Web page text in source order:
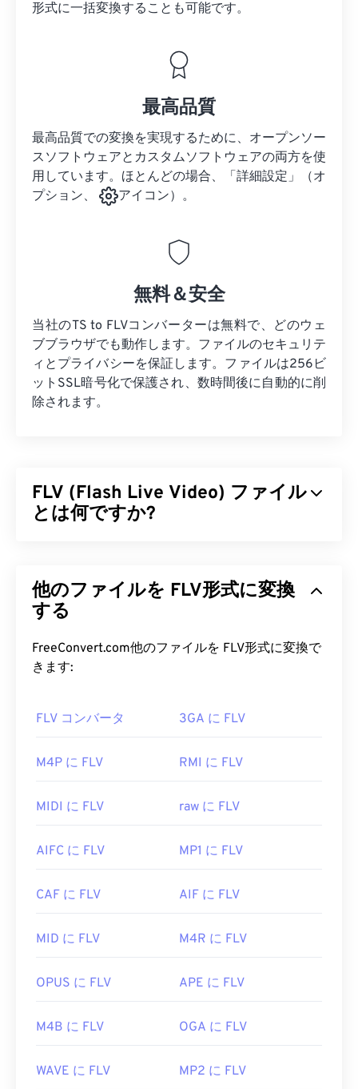
形式に一括変換することも可能です。
最高品質
最高品質での変換を実現するために、オープンソー
スソフトウェアとカスタムソフトウェアの両方を使
用しています。ほとんどの場合、「詳細設定」（オ
プション、
アイコン）。
無料＆安全
当社のTS to FLVコンバーターは無料で、どのウェ
ブブラウザでも動作します。ファイルのセキュリテ
ィとプライバシーを保証します。ファイルは256ビ
ットSSL暗号化で保護され、数時間後に自動的に削
除されます。
FLV (Flash Live Video) ファイル
とは何ですか?
ィアコンテンツを、主にインターネット経由で配信
する人気のフォーマットです。メディアコンテナと
ルサイズを圧縮します。FLVは、ISOベースメディ
アファイルフォーマットとも呼ばれるオープンスタ
ばいいですか?
FLVはデフォルトで 製品、つまり
Creative Cloud
（Animate CC）と
す。FLVはチャプターや字幕をサポートしていませ
FLVはオープンスタンダードに基づいているため、
FLVを開くことができる
他のプログラムには
RealNetworks RealPlayer Cloud、 Eltima Elmedia
開発元: Adob​​e
役立つリンク:
他のファイルを FLV形式に変換
する
FreeConvert.com他のファイルを FLV形式に変換で
きます:
FLV コンバータ 3GA に FLV
M4P に FLV RMI に FLV
MIDI に FLV raw に FLV
AIFC に FLV MP1 に FLV
CAF に FLV AIF に FLV
MID に FLV M4R に FLV
OPUS に FLV APE に FLV
M4B に FLV OGA に FLV
WAVE に FLV MP2 に FLV